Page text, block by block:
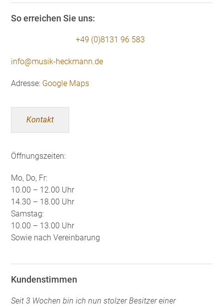
So erreichen Sie uns:
+49 (0)8131 96 583
info@musik-heckmann.de
Adresse: Google Maps
Kontakt
Öffnungszeiten:
Mo, Do, Fr:
10.00 – 12.00 Uhr
14.30 – 18.00 Uhr
Samstag:
10.00 – 13.00 Uhr
Sowie nach Vereinbarung
Kundenstimmen
Seit 3 Wochen bin ich nun stolzer Besitzer einer